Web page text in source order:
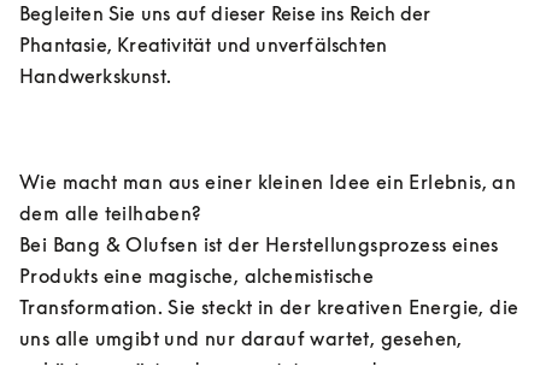
Begleiten Sie uns auf dieser Reise ins Reich der
Phantasie, Kreativität und unverfälschten
Handwerkskunst.
Wie macht man aus einer kleinen Idee ein Erlebnis, an
dem alle teilhaben?
Bei Bang & Olufsen ist der Herstellungsprozess eines
Produkts eine magische, alchemistische
Transformation. Sie steckt in der kreativen Energie, die
uns alle umgibt und nur darauf wartet, gesehen,
gehört, gespürt und umgesetzt zu werden.